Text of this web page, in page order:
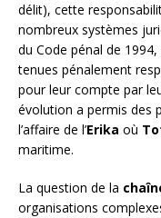
délit), cette
nombreux systèmes
du Code pénal de
tenues pénalement
pour leur compte par
évolution a permis des
l’affaire de l’Erika où
maritime.
La question de la
organisations